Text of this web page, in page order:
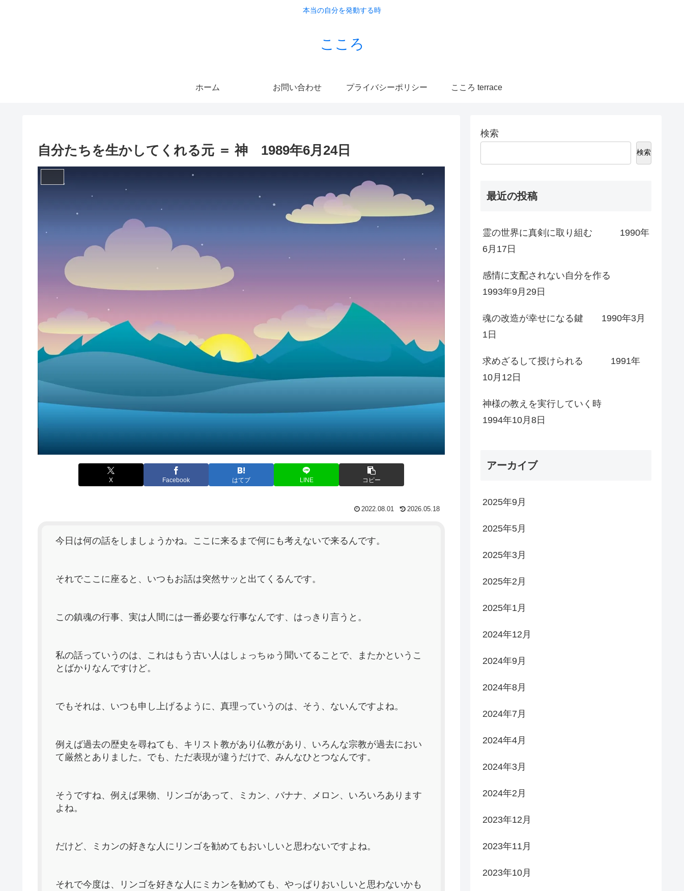
本当の自分を発動する時
こころ
ホーム お問い合わせ プライバシーポリシー こころ terrace
自分たちを生かしてくれる元 ＝ 神 1989年6月24日
X Facebook はてブ LINE コピー
2022.08.01 2026.05.18
今日は何の話をしましょうかね。ここに来るまで何にも考えないで来るんです。
それでここに座ると、いつもお話は突然サッと出てくるんです。
この鎮魂の行事、実は人間には一番必要な行事なんです、はっきり言うと。
私の話っていうのは、これはもう古い人はしょっちゅう聞いてることで、またかというこ
とばかりなんですけど。
でもそれは、いつも申し上げるように、真理っていうのは、そう、ないんですよね。
例えば過去の歴史を尋ねても、キリスト教があり仏教があり、いろんな宗教が過去におい
て厳然とありました。でも、ただ表現が違うだけで、みんなひとつなんです。
そうですね、例えば果物、リンゴがあって、ミカン、バナナ、メロン、いろいろあります
よね。
だけど、ミカンの好きな人にリンゴを勧めてもおいしいと思わないですよね。
それで今度は、リンゴを好きな人にミカンを勧めても、やっぱりおいしいと思わないかも
検索
検索
最近の投稿
霊の世界に真剣に取り組む 1990年
6月17日
感情に支配されない自分を作る
1993年9月29日
魂の改造が幸せになる鍵 1990年3月
1日
求めざるして授けられる 1991年
10月12日
神様の教えを実行していく時
1994年10月8日
アーカイブ
2025年9月
2025年5月
2025年3月
2025年2月
2025年1月
2024年12月
2024年9月
2024年8月
2024年7月
2024年4月
2024年3月
2024年2月
2023年12月
2023年11月
2023年10月